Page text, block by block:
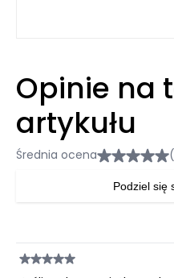
Opinie na
artykułu
Średnia ocena
Podziel się